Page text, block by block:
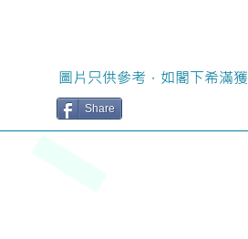
圖片只供參考，如閣下希滿
Share